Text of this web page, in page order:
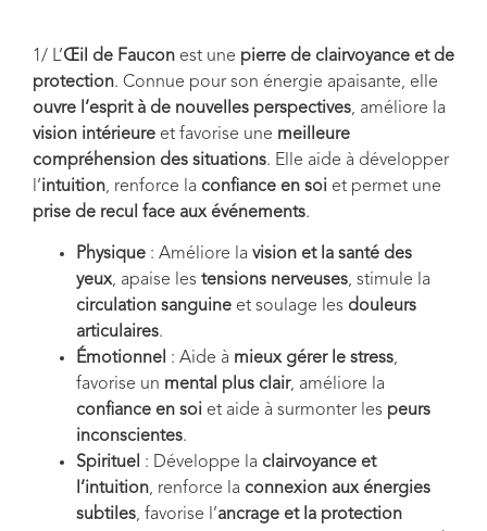
1/ L’Œil de Faucon est une pierre de clairvoyance et de
protection. Connue pour son énergie apaisante, elle
ouvre l’esprit à de nouvelles perspectives, améliore la
vision intérieure et favorise une meilleure
compréhension des situations. Elle aide à développer
l’intuition, renforce la confiance en soi et permet une
prise de recul face aux événements.
Physique : Améliore la vision et la santé des
yeux, apaise les tensions nerveuses, stimule la
circulation sanguine et soulage les douleurs
articulaires.
Émotionnel : Aide à mieux gérer le stress,
favorise un mental plus clair, améliore la
confiance en soi et aide à surmonter les peurs
inconscientes.
Spirituel : Développe la clairvoyance et
l’intuition, renforce la connexion aux énergies
subtiles, favorise l’ancrage et la protection